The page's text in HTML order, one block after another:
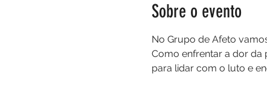
Sobre o evento
No Grupo de Afeto
Como enfrentar a dor da
para lidar com o luto e